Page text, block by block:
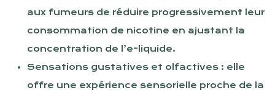
aux fumeurs de réduire progressivement leur
consommation de nicotine en ajustant la
concentration de l’e-liquide.
Sensations gustatives et olfactives : elle
offre une expérience sensorielle proche de la